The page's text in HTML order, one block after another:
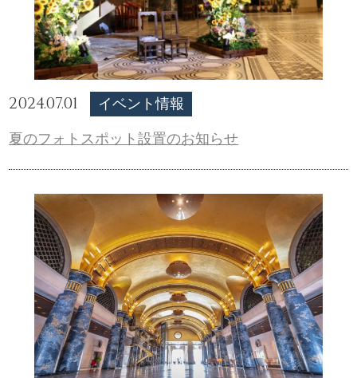
2024.07.01 イベント情報
夏のフォトスポット設置のお知らせ